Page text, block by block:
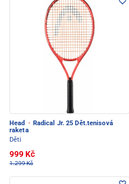
Head · Radical Jr. 25 Dět.tenisová
raketa
Děti
999 Kč
1.299 Kč